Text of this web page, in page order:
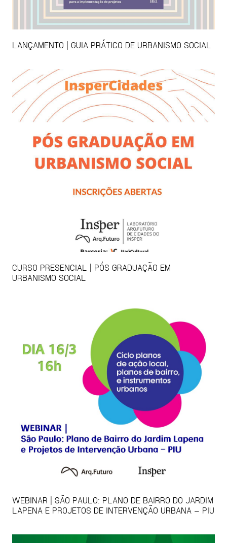
LANÇAMENTO | GUIA PRÁTICO DE URBANISMO SOCIAL
CURSO PRESENCIAL | PÓS GRADUAÇÃO EM
URBANISMO SOCIAL
WEBINAR | SÃO PAULO: PLANO DE BAIRRO DO JARDIM
LAPENA E PROJETOS DE INTERVENÇÃO URBANA – PIU